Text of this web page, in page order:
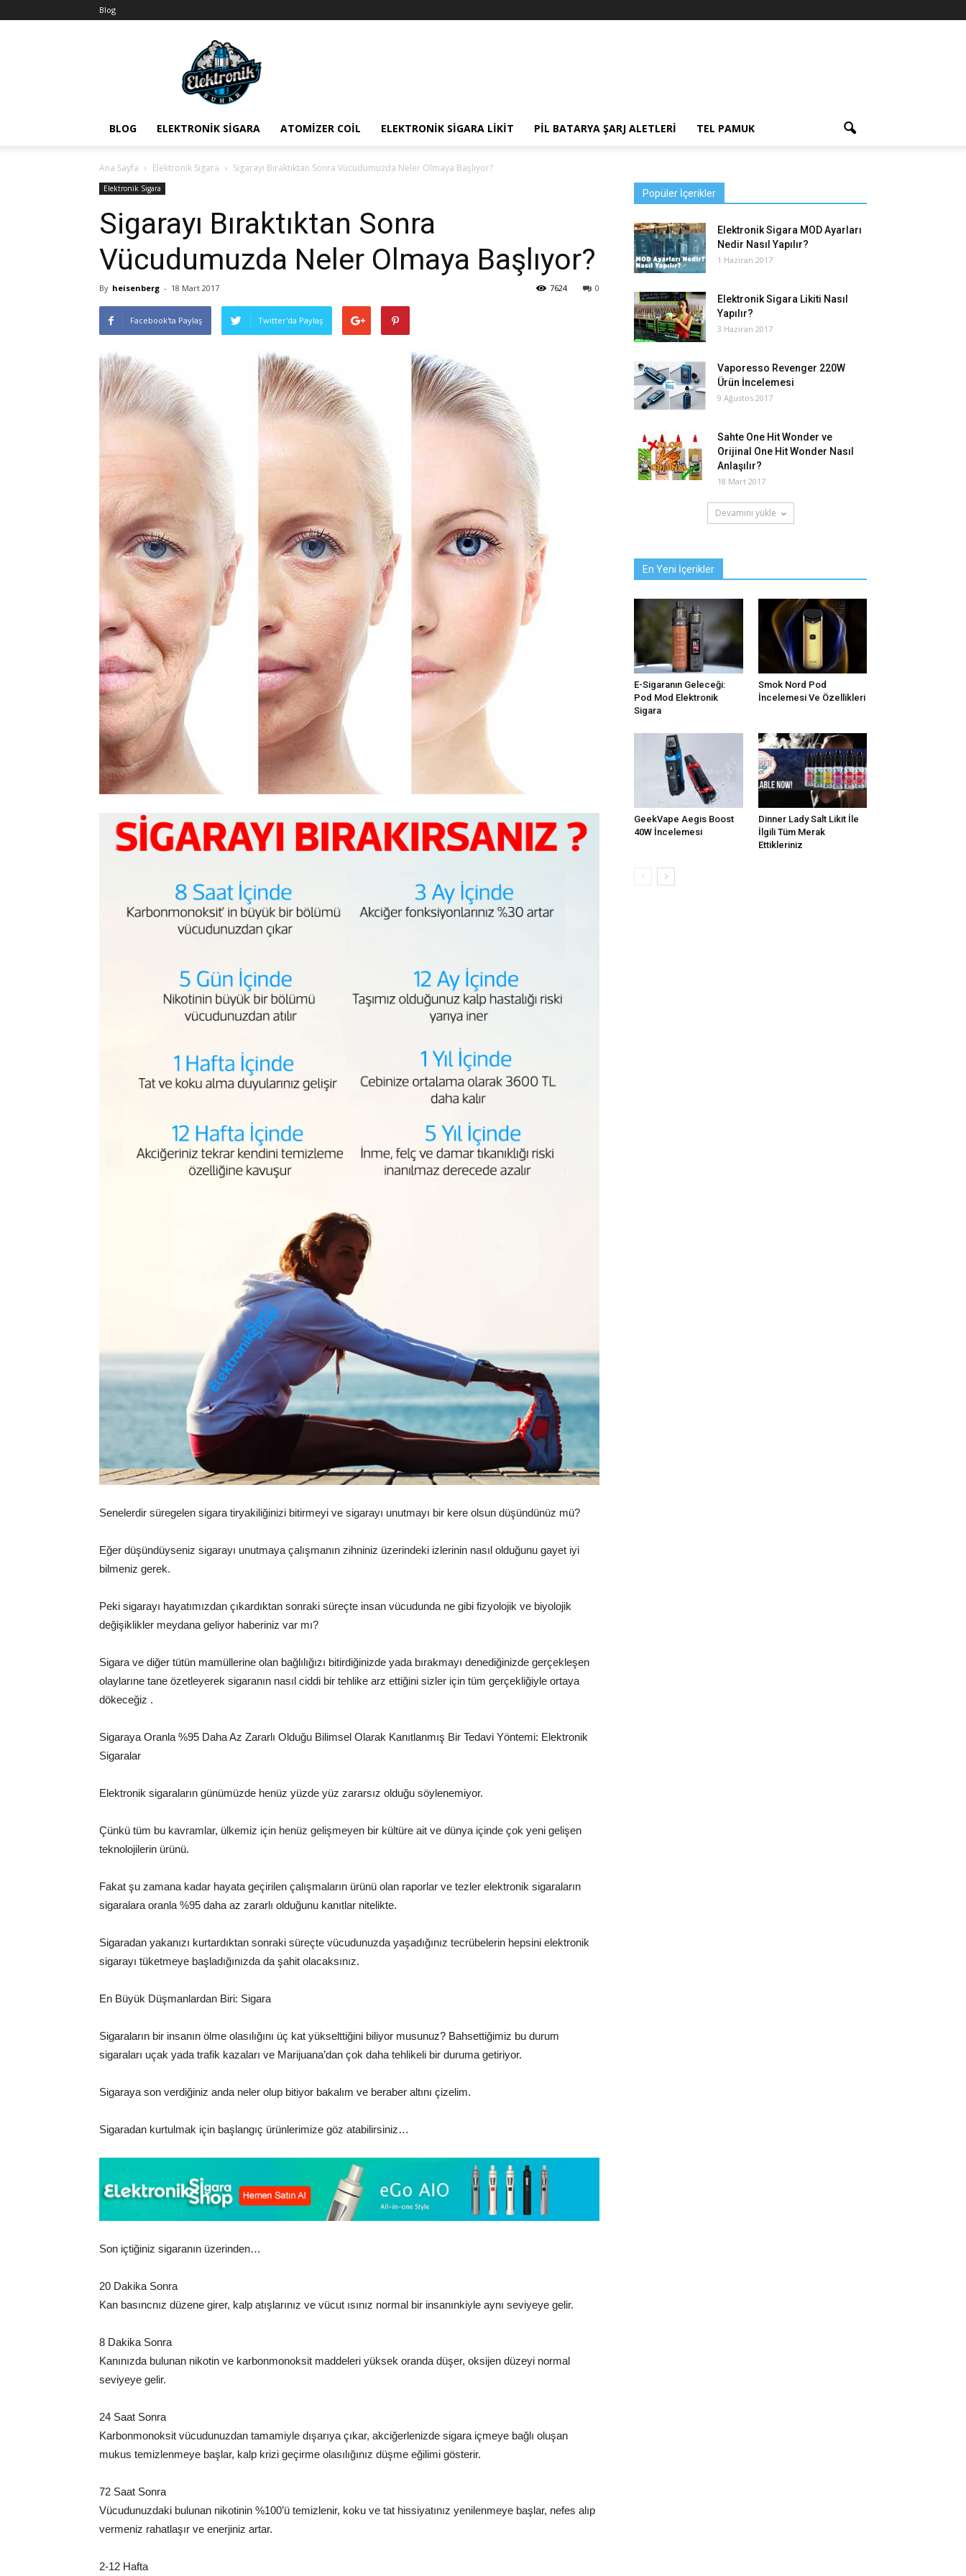
Blog
BLOG ELEKTRONIK SIGARA ATOMIZER COIL ELEKTRONIK SIGARA LIKIT PIL BATARYA ŞARJ ALETLERI TEL PAMUK
Ana Sayfa Elektronik Sigara Sigarayı Bıraktıktan Sonra Vücudumuzda Neler Olmaya Başlıyor?
Elektronik Sigara
Sigarayı Bıraktıktan Sonra
Vücudumuzda Neler Olmaya Başlıyor?
By heisenberg - 18 Mart 2017 0
7624
Facebook'ta Paylaş Twitter'da Paylaş
Senelerdir süregelen sigara tiryakiliğinizi bitirmeyi ve sigarayı unutmayı bir kere olsun düşündünüz mü?
Eğer düşündüyseniz sigarayı unutmaya çalışmanın zihniniz üzerindeki izlerinin nasıl olduğunu gayet iyi
bilmeniz gerek.
Peki sigarayı hayatımızdan çıkardıktan sonraki süreçte insan vücudunda ne gibi fizyolojik ve biyolojik
değişiklikler meydana geliyor haberiniz var mı?
Sigara ve diğer tütün mamüllerine olan bağlılığızı bitirdiğinizde yada bırakmayı denediğinizde gerçekleşen
olaylarıne tane özetleyerek sigaranın nasıl ciddi bir tehlike arz ettiğini sizler için tüm gerçekliğiyle ortaya
dökeceğiz .
Sigaraya Oranla %95 Daha Az Zararlı Olduğu Bilimsel Olarak Kanıtlanmış Bir Tedavi Yöntemi: Elektronik
Sigaralar
Elektronik sigaraların günümüzde henüz yüzde yüz zararsız olduğu söylenemiyor.
Çünkü tüm bu kavramlar, ülkemiz için henüz gelişmeyen bir kültüre ait ve dünya içinde çok yeni gelişen
teknolojilerin ürünü.
Fakat şu zamana kadar hayata geçirilen çalışmaların ürünü olan raporlar ve tezler elektronik sigaraların
sigaralara oranla %95 daha az zararlı olduğunu kanıtlar nitelikte.
Sigaradan yakanızı kurtardıktan sonraki süreçte vücudunuzda yaşadığınız tecrübelerin hepsini elektronik
sigarayı tüketmeye başladığınızda da şahit olacaksınız.
En Büyük Düşmanlardan Biri: Sigara
Sigaraların bir insanın ölme olasılığını üç kat yükselttiğini biliyor musunuz? Bahsettiğimiz bu durum
sigaraları uçak yada trafik kazaları ve Marijuana’dan çok daha tehlikeli bir duruma getiriyor.
Sigaraya son verdiğiniz anda neler olup bitiyor bakalım ve beraber altını çizelim.
Sigaradan kurtulmak için başlangıç ürünlerimize göz atabilirsiniz…
Son içtiğiniz sigaranın üzerinden…
20 Dakika Sonra
Kan basıncnız düzene girer, kalp atışlarınız ve vücut ısınız normal bir insanınkiyle aynı seviyeye gelir.
8 Dakika Sonra
Kanınızda bulunan nikotin ve karbonmonoksit maddeleri yüksek oranda düşer, oksijen düzeyi normal
seviyeye gelir.
24 Saat Sonra
Karbonmonoksit vücudunuzdan tamamiyle dışarıya çıkar, akciğerlenizde sigara içmeye bağlı oluşan
mukus temizlenmeye başlar, kalp krizi geçirme olasılığınız düşme eğilimi gösterir.
72 Saat Sonra
Vücudunuzdaki bulunan nikotinin %100’ü temizlenir, koku ve tat hissiyatınız yenilenmeye başlar, nefes alıp
vermeniz rahatlaşır ve enerjiniz artar.
2-12 Hafta
Popüler İçerikler
Elektronik Sigara MOD Ayarları
Nedir Nasıl Yapılır?
1 Haziran 2017
Elektronik Sigara Likiti Nasıl
Yapılır?
3 Haziran 2017
Vaporesso Revenger 220W
Ürün İncelemesi
9 Ağustos 2017
Sahte One Hit Wonder ve
Orijinal One Hit Wonder Nasıl
Anlaşılır?
18 Mart 2017
Devamını yükle
En Yeni İçerikler
E-Sigaranın Geleceği:
Pod Mod Elektronik
Sigara
Smok Nord Pod
İncelemesi Ve Özellikleri
GeekVape Aegis Boost
40W İncelemesi
Dinner Lady Salt Likit İle
İlgili Tüm Merak
Ettikleriniz